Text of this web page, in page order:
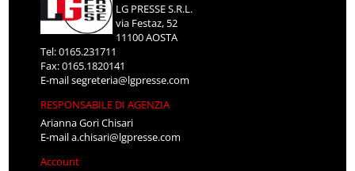
LG PRESSE S.R.L.
via Festaz, 52
11100 AOSTA
Tel: 0165.231711
Fax: 0165.1820141
E-mailsegreteria@lgpresse.com
RESPONSABILE DI AGENZIA
Arianna Gori Chisari
E-maila.chisari@lgpresse.com
Account